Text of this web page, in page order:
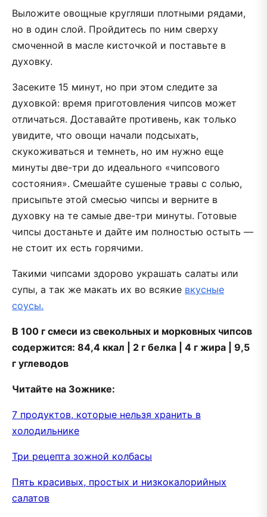
Выложите овощные кругляши плотными рядами,
но в один слой. Пройдитесь по ним сверху
смоченной в масле кисточкой и поставьте в
духовку.
Засеките 15 минут, но при этом следите за
духовкой: время приготовления чипсов может
отличаться. Доставайте противень, как только
увидите, что овощи начали подсыхать,
скукоживаться и темнеть, но им нужно еще
минуты две-три до идеального «чипсового
состояния». Смешайте сушеные травы с солью,
присыпьте этой смесью чипсы и верните в
духовку на те самые две-три минуты. Готовые
чипсы достаньте и дайте им полностью остыть —
не стоит их есть горячими.
Такими чипсами здорово украшать салаты или
супы, а так же макать их во всякие вкусные
соусы.
В 100 г смеси из свекольных и морковных чипсов
содержится: 84,4 ккал | 2 г белка | 4 г жира | 9,5
г углеводов
Читайте на Зожнике:
7 продуктов, которые нельзя хранить в
холодильнике
Три рецепта зожной колбасы
Пять красивых, простых и низкокалорийных
салатов